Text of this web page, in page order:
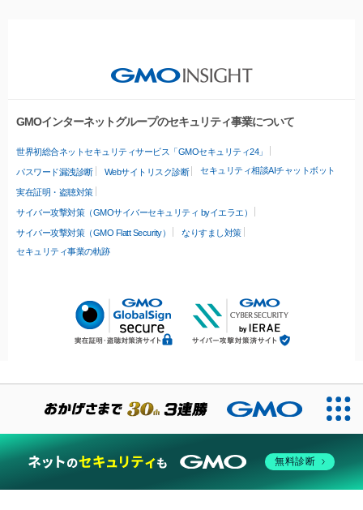
GMOインターネットグループのセキュリティ事業について
世界初総合ネットセキュリティサービス「GMOセキュリティ24」
パスワード漏洩診断 Webサイトリスク診断 セキュリティ相談AIチャットボット
実在証明・盗聴対策
サイバー攻撃対策（GMOサイバーセキュリティ byイエラエ）
サイバー攻撃対策（GMO Flatt Security）
なりすまし対策
セキュリティ事業の軌跡
無料診断